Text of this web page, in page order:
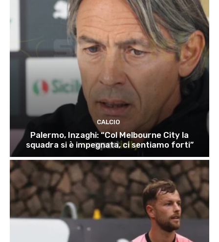
CALCIO
Palermo, Inzaghi: “Col Melbourne City la
squadra si è impegnata, ci sentiamo forti”